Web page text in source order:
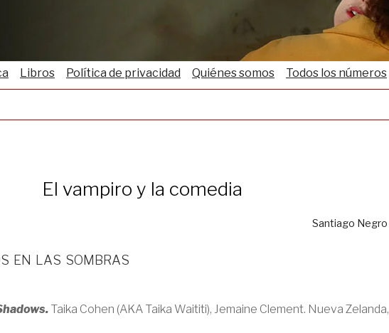
Libros Política de privacidad Quiénes somos Todos los números
El vampiro y la comedia
Santiago Negro
en las sombras
Taika Cohen (AKA Taika Waititi), Jemaine Clement. Nueva Zelanda,